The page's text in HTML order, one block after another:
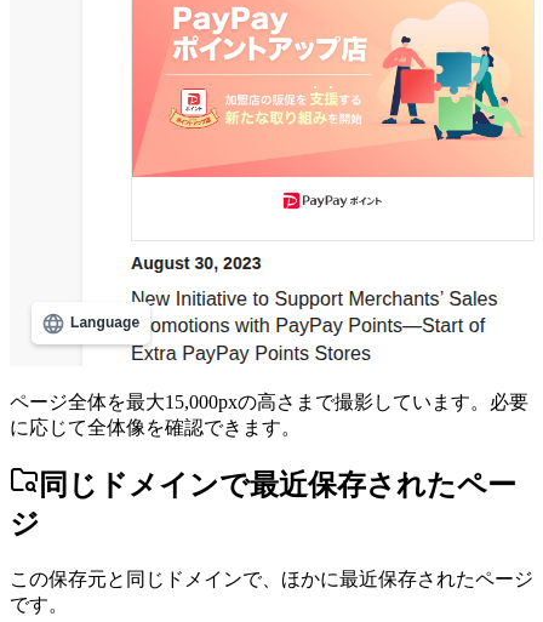
ページ全体を最大15,000pxの高さまで撮影しています。必要
に応じて全体像を確認できます。
同じドメインで最近保存されたペー
ジ
この保存元と同じドメインで、ほかに最近保存されたページ
です。